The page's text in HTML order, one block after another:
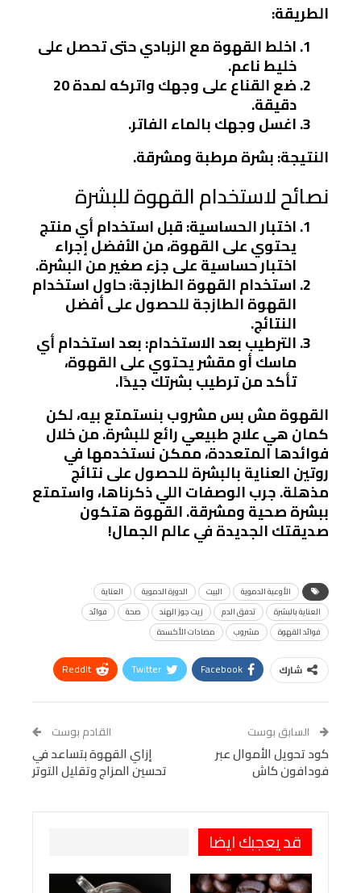
الطريقة:
اخلط القهوة مع الزبادي حتى تحصل على
خليط ناعم.
ضع القناع على وجهك واتركه لمدة 20
دقيقة.
اغسل وجهك بالماء الفاتر.
النتيجة: بشرة مرطبة ومشرقة.
نصائح لاستخدام القهوة للبشرة
اختبار الحساسية:قبل استخدام أي منتج
يحتوي على القهوة، من الأفضل إجراء
اختبار حساسية على جزء صغير من البشرة.
استخدام القهوة الطازجة:حاول استخدام
القهوة الطازجة للحصول على أفضل
النتائج.
الترطيب بعد الاستخدام:بعد استخدام أي
ماسك أو مقشر يحتوي على القهوة،
تأكد من ترطيب بشرتك جيدًا.
القهوة مش بس مشروب بنستمتع بيه، لكن
كمان هي علاج طبيعي رائع للبشرة. من خلال
فوائدها المتعددة، ممكن نستخدمها في
روتين العناية بالبشرة للحصول على نتائج
مذهلة. جرب الوصفات اللي ذكرناها، واستمتع
ببشرة صحية ومشرقة. القهوة هتكون
صديقتك الجديدة في عالم الجمال!
الأوعية الدموية البيت الدورة الدموية
العناية
العناية بالبشرة
تدفق الدم زيت جوز الهند صحة
فوائد
فوائد القهوة
مشروب مضادات الأكسدة
شارك Facebook
Twitter
ReddIt
Tumblr
البريد الإلكتروني
StumbleUpon
VK
Digg
BlackBerry
Viber
السابق بوست
كود تحويل الأموال عبر
فودافون كاش
القادم بوست
إزاي القهوة بتساعد في
تحسين المزاج وتقليل التوتر
قد يعجبك ايضا